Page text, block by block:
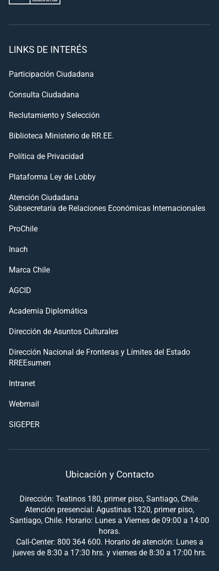
LINKS DE INTERÉS
Participación Ciudadana
Consulta Ciudadana
Reclutamiento y Selección
Biblioteca Ministerio de RR.EE.
Política de Privacidad
Plataforma Ley de Lobby
Atención Ciudadana
Subsecretaría de Relaciones Económicas Internacionales
ProChile
Inach
Marca Chile
AGCID
Academia Diplomática
Dirección de Asuntos Culturales
Dirección Nacional de Fronteras y Límites del Estado
RREEsumen
Intranet
Webmail
SIGEPER
Ubicación y Contacto
Dirección: Teatinos 180, primer piso, Santiago, Chile.
Atención presencial: Agustinas 1320, primer piso,
Santiago, Chile. Horario: Lunes a Viernes de 09:00 a 14:00
horas.
Call-Center: 800 364 600. Horario de atención: Lunes a
jueves de 8:30 a 17:30 hrs. y viernes de 8:30 a 17:00 hrs.